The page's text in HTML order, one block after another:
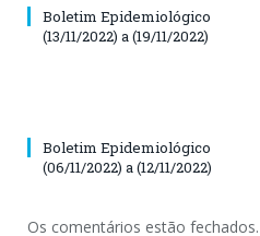
Boletim Epidemiológico
(13/11/2022) a (19/11/2022)
Boletim Epidemiológico
(06/11/2022) a (12/11/2022)
Os comentários estão fechados.